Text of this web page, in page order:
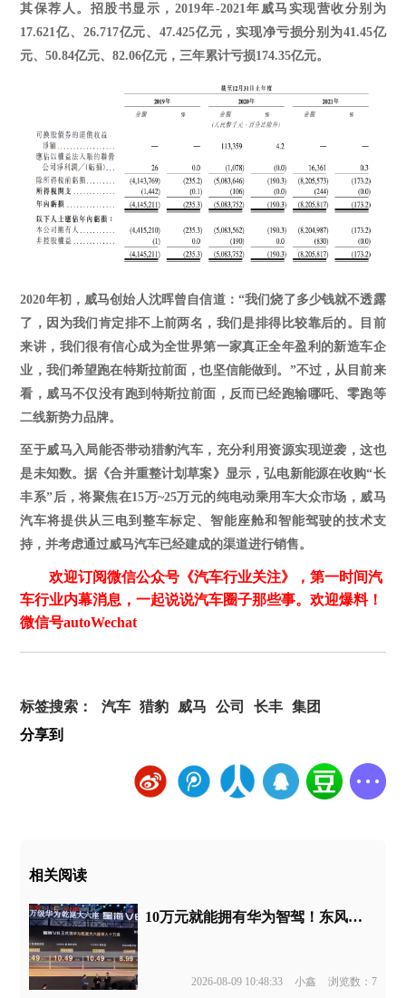
其保荐人。 招股书显示， 2019年-2021年威马实现营收分别为
17.621亿、26.717亿元、47.425亿元，实现净亏损分别为41.45亿
元、50.84亿元、82.06亿元，三年累计亏损174.35亿元。
2020年初，威马创始人沈晖曾自信道：“我们烧了多少钱就不透露
了，因为我们肯定排不上前两名，我们是排得比较靠后的。目前
来讲，我们很有信心成为全世界第一家真正全年盈利的新造车企
业，我们希望跑在特斯拉前面，也坚信能做到。”不过，从目前来
看，威马不仅没有跑到特斯拉前面，反而已经跑输哪吒、零跑等
二线新势力品牌。
至于威马入局能否带动猎豹汽车，充分利用资源实现逆袭，这也
是未知数。据《合并重整计划草案》显示，弘电新能源在收购“长
丰系”后，将聚焦在15万~25万元的纯电动乘用车大众市场，威马
汽车将提供从三电到整车标定、智能座舱和智能驾驶的技术支
持，并考虑通过威马汽车已经建成的渠道进行销售。
欢迎订阅微信公众号《汽车行业关注》，第一时间汽
车行业内幕消息，一起说说汽车圈子那些事。欢迎爆料！
微信号autoWechat
标签搜索： 汽车 猎豹 威马 公司 长丰
集团
分享到
相关阅读
10万元就能拥有华为智驾！东风新车官宣
2026-08-09 10:48:33 小鑫 浏览数：7